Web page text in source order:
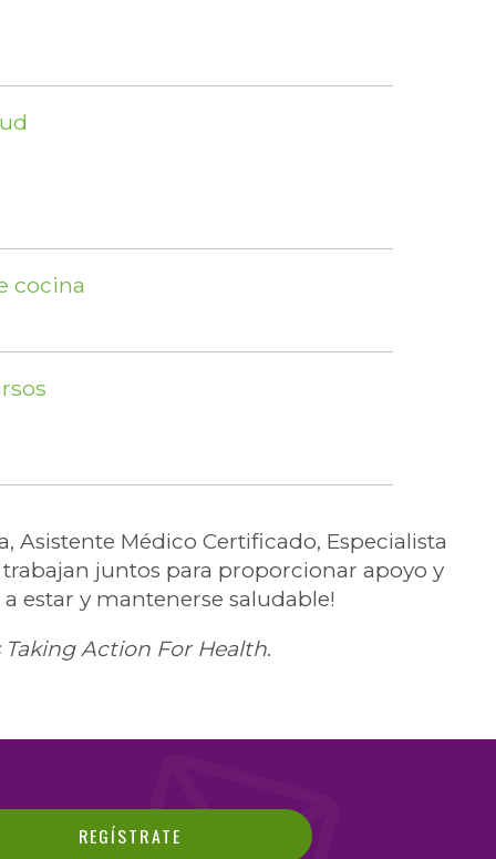
cocina
Médico Certificado, Especialista
juntos para proporcionar apoyo y
estar y mantenerse saludable!
Taking Action For Health.
REGÍSTRATE